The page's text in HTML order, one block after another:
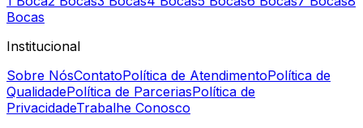
Bocas
Institucional
Sobre NósContatoPolítica de AtendimentoPolítica de
QualidadePolítica de ParceriasPolítica de
PrivacidadeTrabalhe Conosco